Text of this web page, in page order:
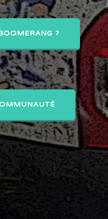
?